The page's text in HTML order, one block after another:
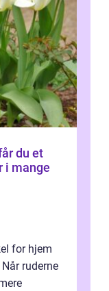
i mange
for hjem
ruderne